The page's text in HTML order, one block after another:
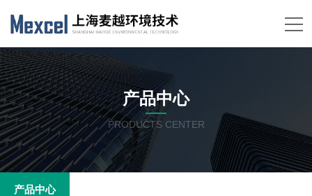
产品中心
PRODUCTS CENTER
产品中心